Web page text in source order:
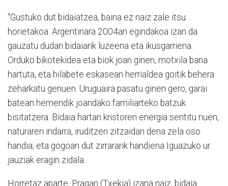
"Gustuko dut bidaiatzea, baina ez naiz zale itsu
horietakoa. Argentinara 2004an egindakoa izan da
gauzatu dudan bidaiarik luzeena eta ikusgarriena.
Orduko bikotekidea eta biok joan ginen, motxila bana
hartuta, eta hilabete eskasean herrialdea goitik behera
zeharkatu genuen. Uruguaira pasatu ginen gero, garai
batean hemendik joandako familiarteko batzuk
bisitatzera. Bidaia hartan kristoren energia sentitu nuen,
naturaren indarra, iruditzen zitzaidan dena zela oso
handia; eta gogoan dut zirrararik handiena Iguazuko ur
jauziak eragin zidala.
Horretaz aparte, Pragan (Txekia) izana naiz, bidaia